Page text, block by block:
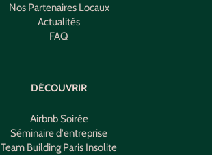
Nos Partenaires Locaux
Actualités
FAQ
DÉCOUVRIR
Airbnb Soirée
Séminaire d'entreprise
Team Building Paris Insolite